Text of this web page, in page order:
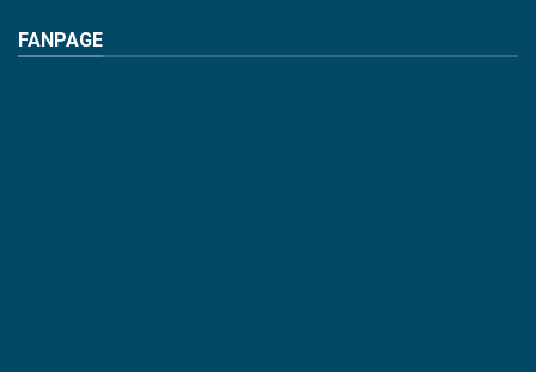
FANPAGE